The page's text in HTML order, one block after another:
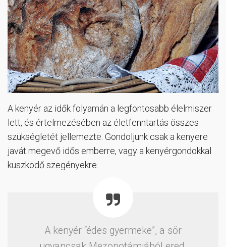
A kenyér az idők folyamán a legfontosabb élelmiszer
lett, és értelmezésében az életfenntartás összes
szükségletét jellemezte. Gondoljunk csak a kenyere
javát megevő idős emberre, vagy a kenyérgondokkal
küszködő szegényekre.
A kenyér “édes gyermeke”, a sör